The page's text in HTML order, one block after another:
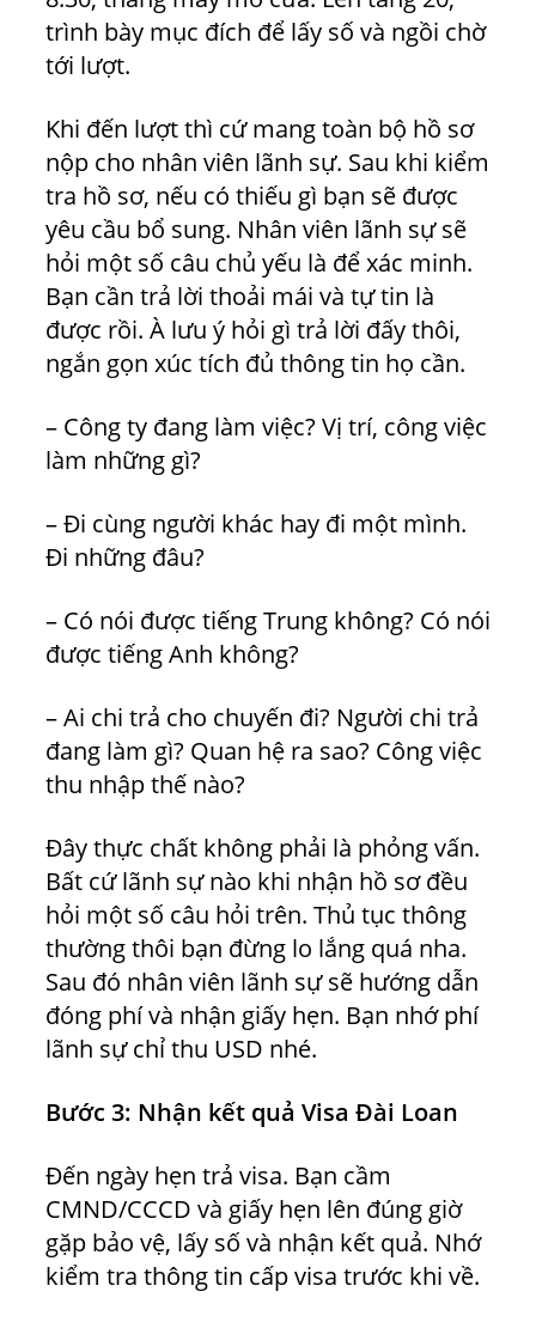
trình bày mục đích để lấy số và ngồi chờ
tới lượt.
Khi đến lượt thì cứ mang toàn bộ hồ sơ
nộp cho nhân viên lãnh sự. Sau khi kiểm
tra hồ sơ, nếu có thiếu gì bạn sẽ được
yêu cầu bổ sung. Nhân viên lãnh sự sẽ
hỏi một số câu chủ yếu là để xác minh.
Bạn cần trả lời thoải mái và tự tin là
được rồi. À lưu ý hỏi gì trả lời đấy thôi,
ngắn gọn xúc tích đủ thông tin họ cần.
– Công ty đang làm việc? Vị trí, công việc
làm những gì?
– Đi cùng người khác hay đi một mình.
Đi những đâu?
– Có nói được tiếng Trung không? Có nói
được tiếng Anh không?
– Ai chi trả cho chuyến đi? Người chi trả
đang làm gì? Quan hệ ra sao? Công việc
thu nhập thế nào?
Đây thực chất không phải là phỏng vấn.
Bất cứ lãnh sự nào khi nhận hồ sơ đều
hỏi một số câu hỏi trên. Thủ tục thông
thường thôi bạn đừng lo lắng quá nha.
Sau đó nhân viên lãnh sự sẽ hướng dẫn
đóng phí và nhận giấy hẹn. Bạn nhớ phí
lãnh sự chỉ thu USD nhé.
Bước 3: Nhận kết quả Visa Đài Loan
Đến ngày hẹn trả visa. Bạn cầm
CMND/CCCD và giấy hẹn lên đúng giờ
gặp bảo vệ, lấy số và nhận kết quả. Nhớ
kiểm tra thông tin cấp visa trước khi về.